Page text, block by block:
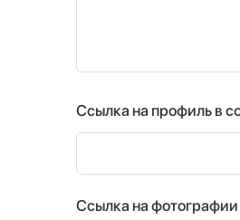
Ссылка на профиль в
Ссылка на фотографии